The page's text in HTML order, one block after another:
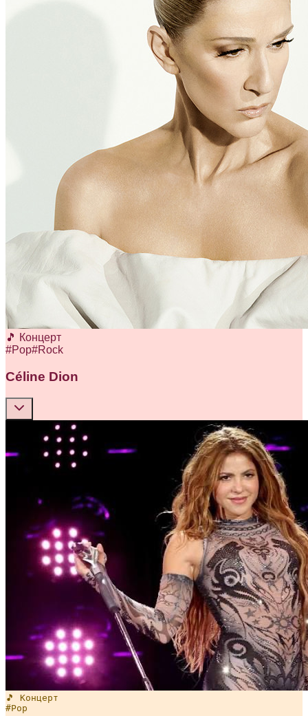
🎵 Концерт
#Pop#Rock
Céline Dion
🎵 Концерт
#Pop